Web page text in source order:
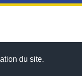
du site.